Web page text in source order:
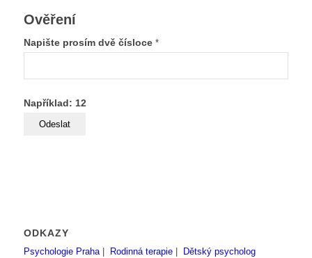
Ověření
Napište prosím dvě čísloce *
Například: 12
ODKAZY
Psychologie Praha| Rodinná terapie|
Dětský psycholog